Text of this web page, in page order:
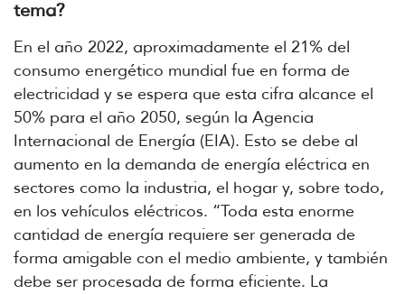
tema?
En el año 2022, aproximadamente el 21% del
consumo energético mundial fue en forma de
electricidad y se espera que esta cifra alcance el
50% para el año 2050, según la Agencia
Internacional de Energía (EIA). Esto se debe al
aumento en la demanda de energía eléctrica en
sectores como la industria, el hogar y, sobre todo,
en los vehículos eléctricos. “Toda esta enorme
cantidad de energía requiere ser generada de
forma amigable con el medio ambiente, y también
debe ser procesada de forma eficiente. La